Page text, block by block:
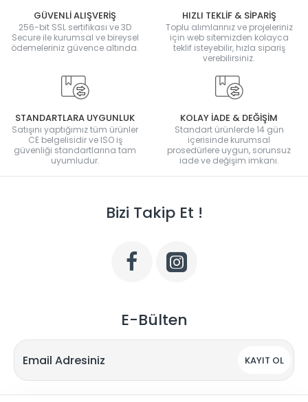
GÜVENLİ ALIŞVERİŞ
256-bit SSL sertifikası ve 3D
Secure ile kurumsal ve bireysel
ödemeleriniz güvence altında.
HIZLI TEKLİF & SİPARİŞ
Toplu alımlarınız ve projeleriniz
için web sitemizden kolayca
teklif isteyebilir, hızla sipariş
verebilirsiniz.
STANDARTLARA UYGUNLUK
Satışını yaptığımız tüm ürünler
CE belgelisidir ve ISO iş
güvenliği standartlarına tam
uyumludur.
KOLAY İADE & DEĞİŞİM
Standart ürünlerde 14 gün
içerisinde kurumsal
prosedürlere uygun, sorunsuz
iade ve değişim imkanı.
Bizi Takip Et !
E-Bülten
KAYIT OL